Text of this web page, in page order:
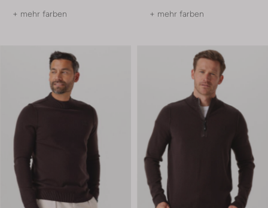
+ mehr farben + mehr farben